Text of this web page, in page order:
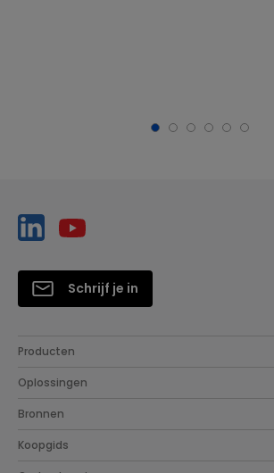
Schrijf je in
Producten
Oplossingen
Bronnen
Koopgids